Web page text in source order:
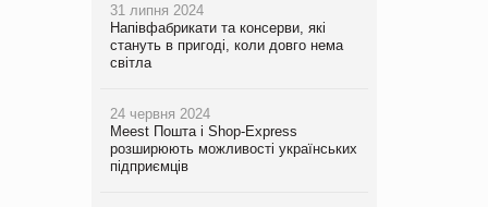
31 липня 2024
Напівфабрикати та консерви, які
стануть в пригоді, коли довго нема
світла
24 червня 2024
Meest Пошта і Shop-Express
розширюють можливості українських
підприємців